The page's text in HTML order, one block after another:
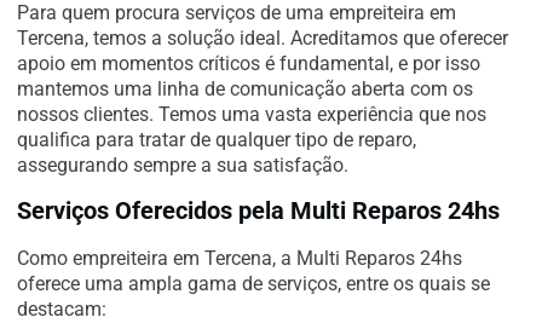
Para quem procura serviços de uma empreiteira em
Tercena, temos a solução ideal. Acreditamos que oferecer
apoio em momentos críticos é fundamental, e por isso
mantemos uma linha de comunicação aberta com os
nossos clientes. Temos uma vasta experiência que nos
qualifica para tratar de qualquer tipo de reparo,
assegurando sempre a sua satisfação.
Serviços Oferecidos pela Multi Reparos 24hs
Como empreiteira em Tercena, a Multi Reparos 24hs
oferece uma ampla gama de serviços, entre os quais se
destacam: